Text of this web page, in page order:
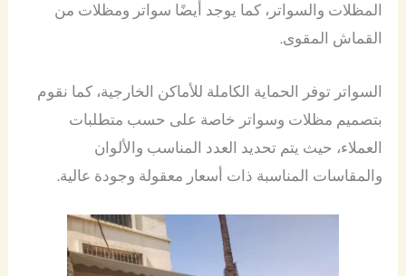
المظلات والسواتر، كما يوجد أيضًا سواتر ومظلات من
القماش المقوى.
السواتر توفر الحماية الكاملة للأماكن الخارجية، كما نقوم
بتصميم مظلات وسواتر خاصة على حسب متطلبات
العملاء، حيث يتم تحديد العدد المناسب والألوان
والمقاسات المناسبة ذات أسعار معقولة وجودة عالية.